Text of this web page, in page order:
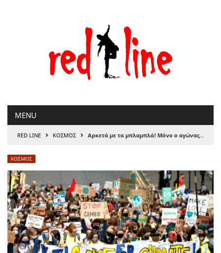
MENU
RED LINE › ΚΟΣΜΟΣ › Αρκετά με τα μπλαμπλά! Μόνο ο αγώνας μετράει!
ΚΟΣΜΟΣ